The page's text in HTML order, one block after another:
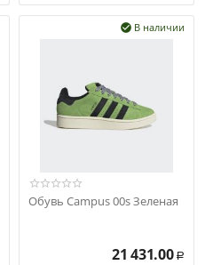
В наличии

Обувь Campus 00s Зеленая
21 431.00 Р